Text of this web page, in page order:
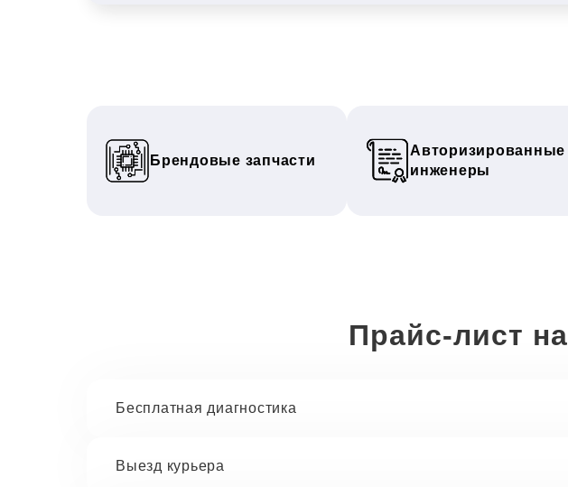
Брендовые запчасти
Авторизированные
инженеры
Прайс-лист
Бесплатная диагностика
Выезд курьера